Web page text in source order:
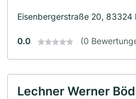
Eisenbergerstraße 20, 83324
0.0 (0
Lechner Werner